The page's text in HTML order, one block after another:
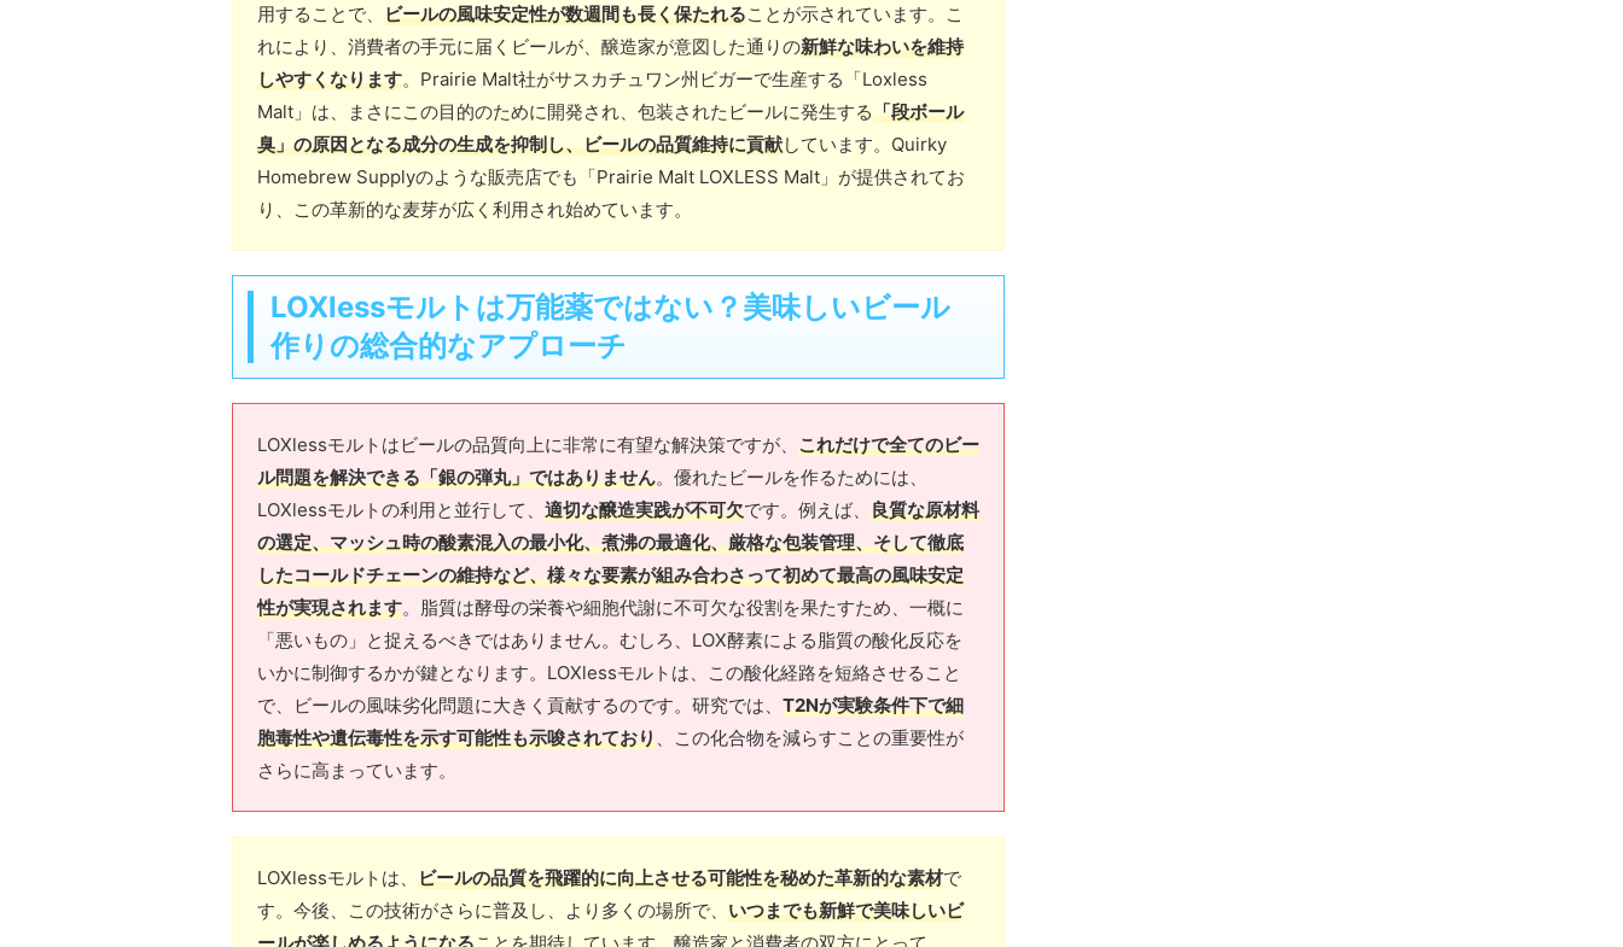
用することで、 ビールの風味安定性が数週間も長く保たれることが示されています。こ
れにより、消費者の手元に届くビールが、醸造家が意図した通りの新鮮な味わいを維持
しやすくなります。Prairie Malt社がサスカチュワン州ビガーで生産する「Loxless
Malt」は、まさにこの目的のために開発され、包装されたビールに発生する「段ボール
臭」の原因となる成分の生成を抑制し、ビールの品質維持に貢献しています。Quirky
Homebrew Supplyのような販売店でも「Prairie Malt LOXLESS Malt」が提供されてお
り、この革新的な麦芽が広く利用され始めています。
LOXlessモルトは万能薬ではない？美味しいビール
作りの総合的なアプローチ
LOXlessモルトはビールの品質向上に非常に有望な解決策ですが、 これだけで全てのビー
ル問題を解決できる「銀の弾丸」ではありません。優れたビールを作るためには、
LOXlessモルトの利用と並行して、 適切な醸造実践が不可欠です。例えば、 良質な原材料
の選定、マッシュ時の酸素混入の最小化、煮沸の最適化、厳格な包装管理、そして徹底
したコールドチェーンの維持など、様々な要素が組み合わさって初めて最高の風味安定
性が実現されます。脂質は酵母の栄養や細胞代謝に不可欠な役割を果たすため、一概に
「悪いもの」と捉えるべきではありません。むしろ、LOX酵素による脂質の酸化反応を
いかに制御するかが鍵となります。LOXlessモルトは、この酸化経路を短絡させること
で、ビールの風味劣化問題に大きく貢献するのです。研究では、 T2Nが実験条件下で細
胞毒性や遺伝毒性を示す可能性も示唆されており 、この化合物を減らすことの重要性が
さらに高まっています。
LOXlessモルトは、 ビールの品質を飛躍的に向上させる可能性を秘めた革新的な素材で
す。今後、この技術がさらに普及し、より多くの場所で、 いつまでも新鮮で美味しいビ